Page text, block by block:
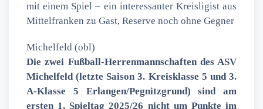
mit einem Spiel – ein interessanter Kreisligist aus
Mittelfranken zu Gast, Reserve noch ohne Gegner
Michelfeld (obl)
Die zwei Fußball-Herrenmannschaften des ASV
Michelfeld (letzte Saison 3. Kreisklasse 5 und 3.
A-Klasse 5 Erlangen/Pegnitzgrund) sind am
ersten 1. Spieltag 2025/26 nicht um Punkte im